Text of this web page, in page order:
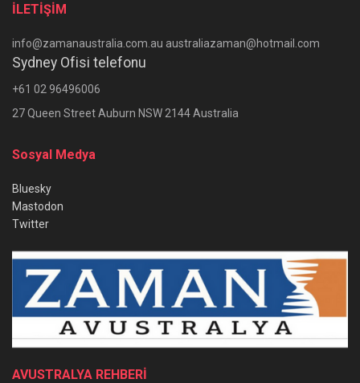
İLETİŞİM
info@zamanaustralia.com.au australiazaman@hotmail.com
Sydney Ofisi telefonu
+61 02 96496006
27 Queen Street Auburn NSW 2144 Australia
Sosyal Medya
Bluesky
Mastodon
Twitter
AVUSTRALYA REHBERİ